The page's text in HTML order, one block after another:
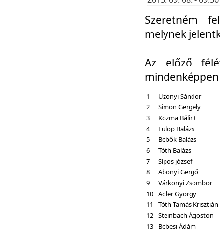
Szeretném
melynek
Az előző
1
Uzonyi Sándor
2
Simon Gergely
3
Kozma Bálint
4
Fülöp Balázs
5
Bebők Balázs
6
Tóth Balázs
7
Sípos józsef
8
Abonyi Gergő
9
Várkonyi Zsombor
10 Adler György
11
Tóth Tamás Krisztián
12 Steinbach Ágoston
13
Bebesi Ádám